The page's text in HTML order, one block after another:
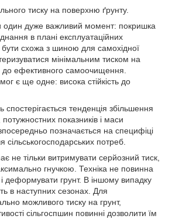
тиску на поверхню ґрунту.
один дуже важливий момент: покришка
в плані експлуатаційних
схожа з шиною для самохідної
мінімальним тиском на
до ефективного самоочищення.
є ще одне: висока стійкість до
спостерігається тенденція збільшення
потужностних показників і маси
позначається на специфіці
потреб.
не тільки витримувати серйозний тиск,
гнучкою. Техніка не повинна
деформувати грунт. В іншому випадку
в наступних сезонах. Для
можливого тиску на грунт,
сільгоспшин повинні дозволити їм